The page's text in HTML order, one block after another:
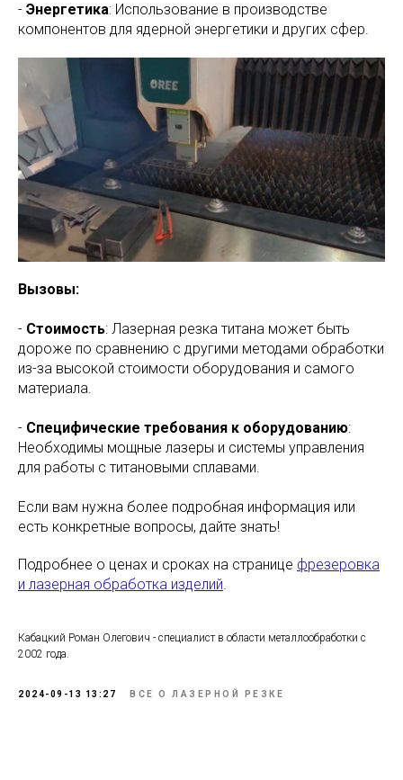
- Энергетика: Использование в производстве
компонентов для ядерной энергетики и других сфер.
Вызовы:
- Стоимость: Лазерная резка титана может быть
дороже по сравнению с другими методами обработки
из-за высокой стоимости оборудования и самого
материала.
- Специфические требования к оборудованию:
Необходимы мощные лазеры и системы управления
для работы с титановыми сплавами.
Если вам нужна более подробная информация или
есть конкретные вопросы, дайте знать!
Подробнее о ценах и сроках на странице фрезеровка
и лазерная обработка изделий.
Кабацкий Роман Олегович - специалист в области металлообработки с
2002 года.
2024-09-13 13:27 ВСЕ О ЛАЗЕРНОЙ РЕЗКЕ